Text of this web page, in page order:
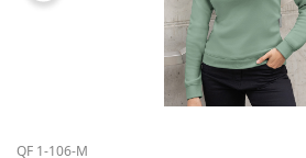
QF 1-106-M